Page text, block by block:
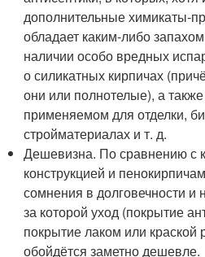
дополнительные химикаты-
обладает каким-либо
наличии особо вредных
о силикатных кирпичах
они или полнотелые), а
применяемом для отделки,
стройматериалах и т. д.
Дешевизна. По сравнению с
конструкцией и
сомнения в долговечности и
за которой уход (покрытие
покрытие лаком или краской
обойдётся заметно дешевле.